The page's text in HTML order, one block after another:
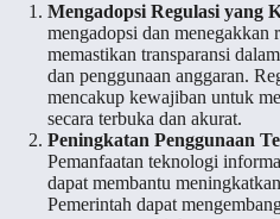
Mengadopsi Regulasi yang
mengadopsi dan menegakkan
memastikan transparansi
dan penggunaan anggaran.
mencakup kewajiban untuk
secara terbuka dan akurat.
Peningkatan Penggunaan
Pemanfaatan teknologi
dapat membantu
Pemerintah dapat